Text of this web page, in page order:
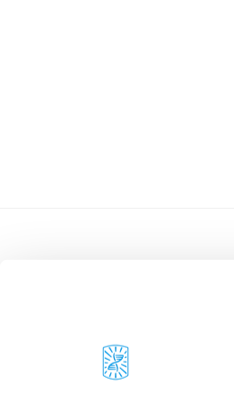
C/Baldiri Reixac, 4-12 i 15
08028 Barcelona